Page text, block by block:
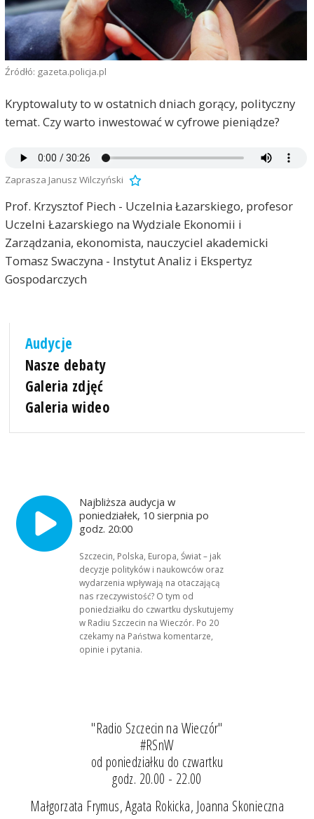
Źródłó: gazeta.policja.pl
Kryptowaluty to w ostatnich dniach gorący, polityczny
temat. Czy warto inwestować w cyfrowe pieniądze?
Zaprasza Janusz Wilczyński
Prof. Krzysztof Piech - Uczelnia Łazarskiego, profesor
Uczelni Łazarskiego na Wydziale Ekonomii i
Zarządzania, ekonomista, nauczyciel akademicki
Tomasz Swaczyna - Instytut Analiz i Ekspertyz
Gospodarczych
Audycje
Nasze debaty
Galeria zdjęć
Galeria wideo
Najbliższa audycja w
poniedziałek, 10 sierpnia po
godz. 20:00
Szczecin, Polska, Europa, Świat – jak
decyzje polityków i naukowców oraz
wydarzenia wpływają na otaczającą
nas rzeczywistość? O tym od
poniedziałku do czwartku dyskutujemy
w Radiu Szczecin na Wieczór. Po 20
czekamy na Państwa komentarze,
opinie i pytania.
"Radio Szczecin na Wieczór"
#RSnW
od poniedziałku do czwartku
godz. 20.00 - 22.00
Małgorzata Frymus, Agata Rokicka, Joanna Skonieczna